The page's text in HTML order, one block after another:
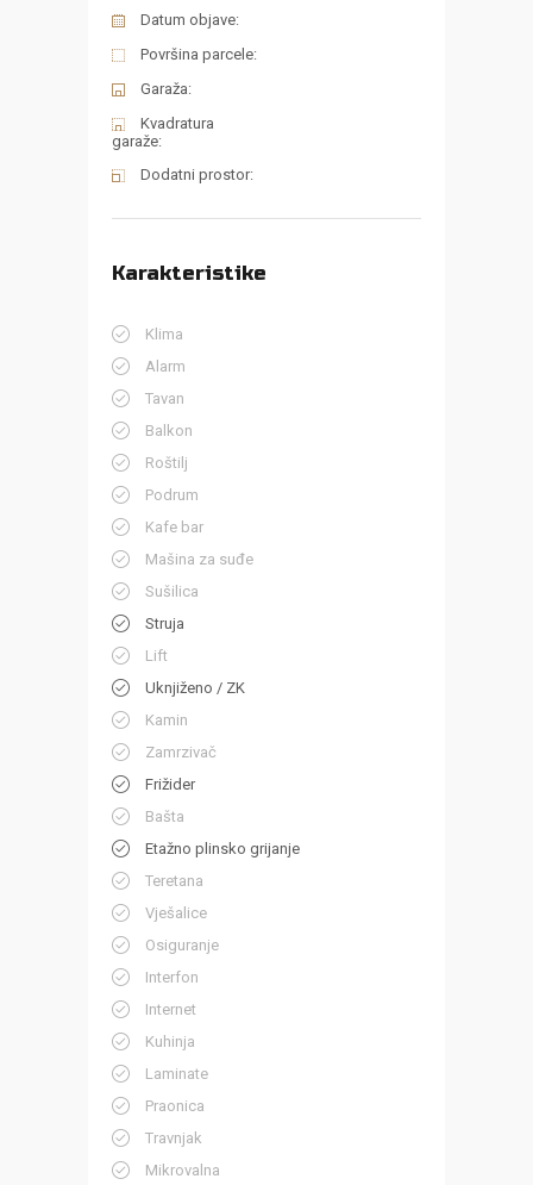
Datum objave:
Površina parcele:
Garaža:
Kvadratura
garaže:
Dodatni prostor:
Karakteristike
Klima
Alarm
Tavan
Balkon
Roštilj
Podrum
Kafe bar
Mašina za suđe
Sušilica
Struja
Lift
Uknjiženo / ZK
Kamin
Zamrzivač
Frižider
Bašta
Etažno plinsko grijanje
Teretana
Vješalice
Osiguranje
Interfon
Internet
Kuhinja
Laminate
Praonica
Travnjak
Mikrovalna